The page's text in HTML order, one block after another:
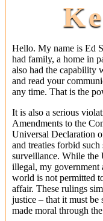
Hello. My name is Ed
had family, a home in
also had the capability
and read your
any time. That is the
It is also a serious
Amendments to the
Universal Declaration
and treaties forbid
surveillance. While the
illegal, my government
world is not permitted
affair. These rulings
justice – that it must be
made moral through